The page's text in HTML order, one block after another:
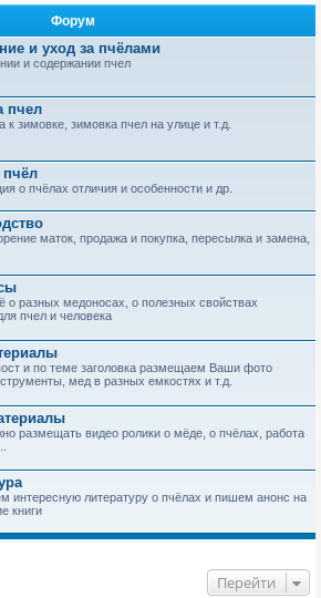
Форум
и уход за пчёлами
и содержании пчел
пчел
к зимовке, зимовка пчел на улице и т.д.
о пчёлах отличия и особенности и др.
маток, продажа и покупка, пересылка и замена,
о разных медоносах, о полезных свойствах
пчел и человека
и по теме заголовка размещаем Ваши фото
мед в разных емкостях и т.д.
размещать видео ролики о мёде, о пчёлах, работа
интересную литературу о пчёлах и пишем анонс на
книги
Перейти